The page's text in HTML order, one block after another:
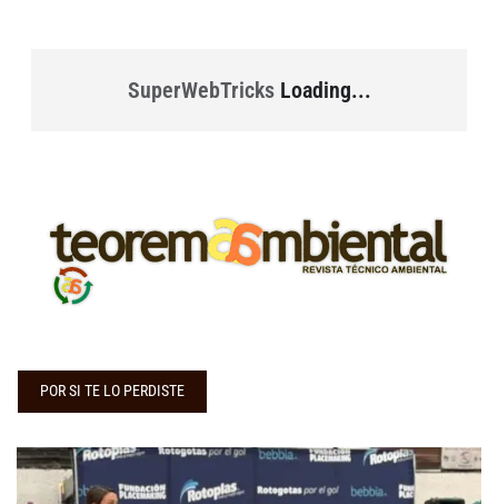
SuperWebTricksLoading...
POR SI TE LO PERDISTE